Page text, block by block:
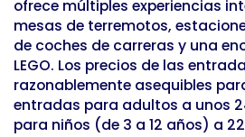
ofrece múltiples experiencias
mesas de terremotos,
de coches de carreras y una
LEGO. Los precios de las
razonablemente asequibles
entradas para adultos a unos
para niños (de 3 a 12 años) a